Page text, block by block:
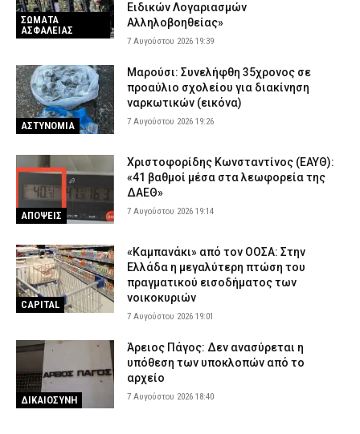
ΣΩΜΑΤΑ
ΑΣΦΑΛΕΙΑΣ
Ειδικών Λογαριασμών
Αλληλοβοηθείας»
7 Αυγούστου 2026 19:39
ΑΣΤΥΝΟΜΙΑ
Μαρούσι: Συνελήφθη 35χρονος σε
προαύλιο σχολείου για διακίνηση
ναρκωτικών (εικόνα)
7 Αυγούστου 2026 19:26
ΑΠΟΨΕΙΣ
Χριστοφορίδης Κωνσταντίνος (ΕΑΥΘ):
«41 βαθμοί μέσα στα λεωφορεία της
ΔΑΕΘ»
7 Αυγούστου 2026 19:14
CAPITAL
«Καμπανάκι» από τον ΟΟΣΑ: Στην
Ελλάδα η μεγαλύτερη πτώση του
πραγματικού εισοδήματος των
νοικοκυριών
7 Αυγούστου 2026 19:01
ΔΙΚΑΙΟΣΥΝΗ
Άρειος Πάγος: Δεν ανασύρεται η
υπόθεση των υποκλοπών από το
αρχείο
7 Αυγούστου 2026 18:40